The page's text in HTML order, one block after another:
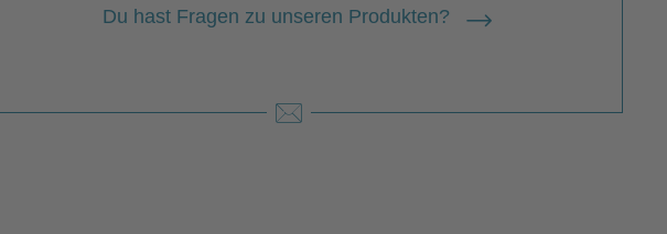
Du hast Fragen zu unseren Produkten?